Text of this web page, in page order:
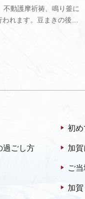
不動護摩祈祷、鳴り釜に
れます。豆まきの後に
過ごし方
初
加
ご
加